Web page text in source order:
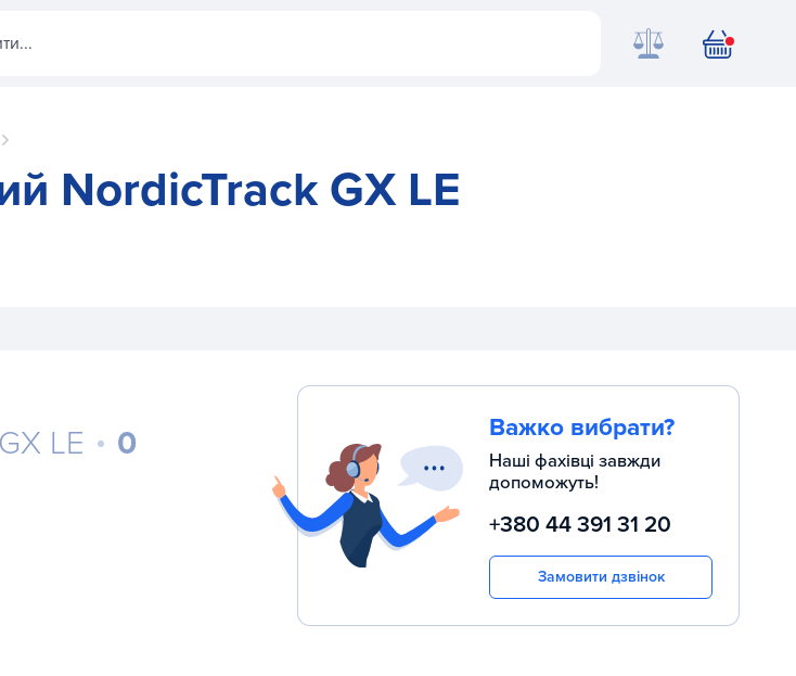
NordicTrack GX LE
LE
0 Важко вибрати?
Наші фахівці завжди
допоможуть!
+380 44 391 31 20
Замовити дзвінок